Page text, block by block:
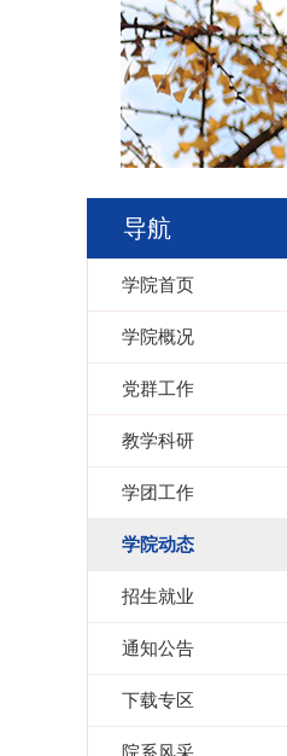
导航
学院首页
学院概况
党群工作
教学科研
学团工作
学院动态
招生就业
通知公告
下载专区
院系风采